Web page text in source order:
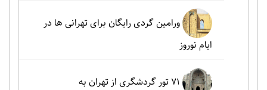
ورامین گردی رایگان برای تهرانی ها در
ایام نوروز
۷۱ تور گردشگری از تهران به